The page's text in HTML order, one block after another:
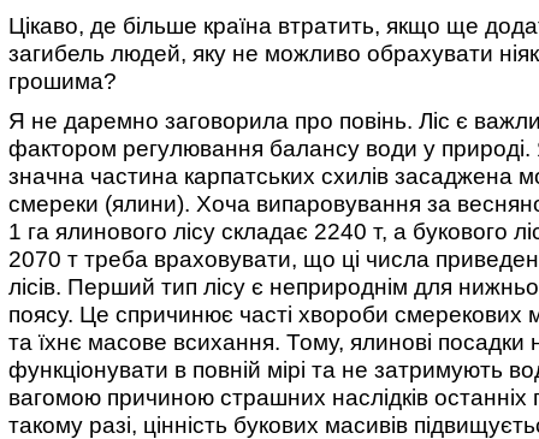
Цікаво, де більше країна втратить, якщо ще
загибель людей, яку не можливо обрахувати
грошима?
Я не даремно заговорила про повінь. Ліс є
фактором регулювання балансу води у природі.
значна частина карпатських схилів засаджена
смереки (ялини). Хоча випаровування за
1 га ялинового лісу складає 2240 т, а букового
2070 т треба враховувати, що ці числа
лісів. Перший тип лісу є неприроднім для
поясу. Це спричинює часті хвороби смерекових
та їхнє масове всихання. Тому, ялинові посадки
функціонувати в повній мірі та не затримують
вагомою причиною страшних наслідків
такому разі, цінність букових масивів